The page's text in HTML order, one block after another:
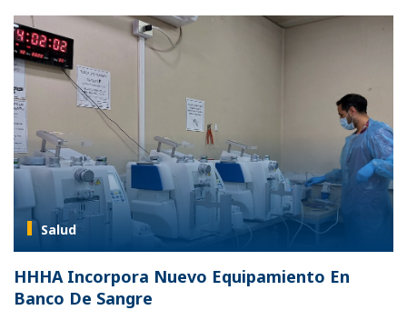
Salud
HHHA Incorpora Nuevo Equipamiento En
Banco De Sangre